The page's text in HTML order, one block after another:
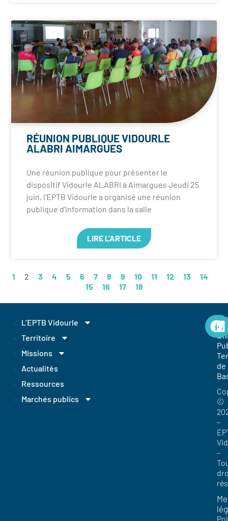
RÉUNION PUBLIQUE VIDOURLE
ALABRI AIMARGUES
Une réunion publique pour présenter le
dispositif Vidourle ALABRI à Aimargues Jeudi 25
juin, l’EPTB Vidourle a organisé une réunion
publique d’information dans la salle
LIRE L'ARTICLE
1 2 3 4 5 6 7 8 9 10 11 12 13
14
15
16 17 18
L’EPTB Vidourle
Territoire
Missions
Actualités
Ressources
Marchés publics
de
©
–
–